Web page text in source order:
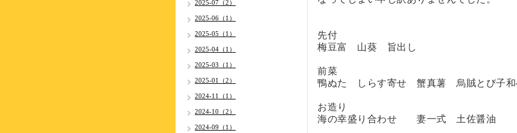
先付
梅豆富 山葵 旨出し
前菜
鴨ぬた しらす寄せ 蟹真薯 烏賊とび子
お造り
海の幸盛り合わせ 妻一式 土佐醤油
2025-07（2）
2025-06（1）
2025-05（1）
2025-04（1）
2025-03（1）
2025-01（2）
2024-11（1）
2024-10（2）
2024-09（1）